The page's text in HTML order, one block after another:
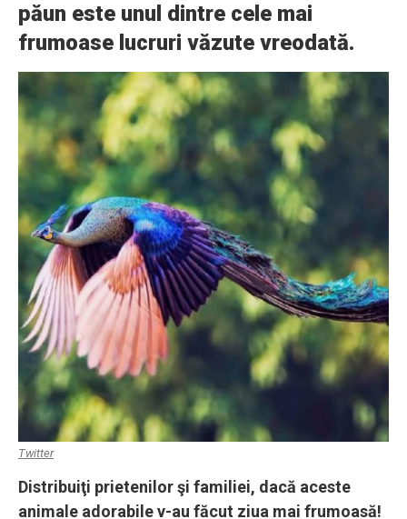
păun este unul dintre cele mai
frumoase lucruri văzute vreodată.
Twitter
Distribuiţi prietenilor şi familiei, dacă aceste
animale adorabile v-au făcut ziua mai frumoasă!